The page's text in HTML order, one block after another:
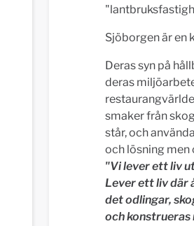
Sjöborgen är en
Deras syn på
deras
smaker från
står, och
och lösning men
"Vi lever ett liv
Lever ett liv där
det odlingar,
och konstrueras